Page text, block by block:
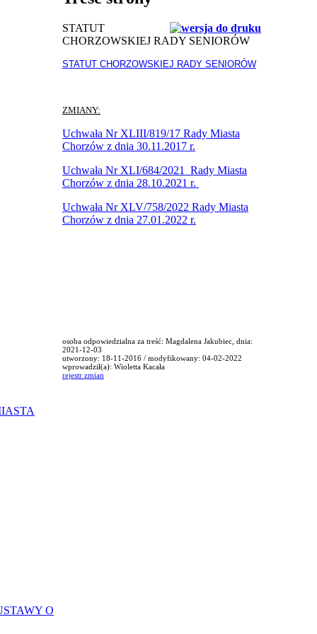
O
STATUT
CHORZOWSKIEJ RADY SENIORÓW
STATUT CHORZOWSKIEJ RADY SENIORÓW
ZMIANY:
Uchwała Nr XLIII/819/17 Rady Miasta
Chorzów z dnia 30.11.2017 r.
Uchwała Nr XLI/684/2021 Rady Miasta
Chorzów z dnia 28.10.2021 r.
Uchwała Nr XLV/758/2022 Rady Miasta
Chorzów z dnia 27.01.2022 r.
osoba odpowiedzialna za treść: Magdalena Jakubiec, dnia:
2021-12-03
utworzony: 18-11-2016 / modyfikowany: 04-02-2022
wprowadził(a): Wioletta Kacała
rejestr zmian